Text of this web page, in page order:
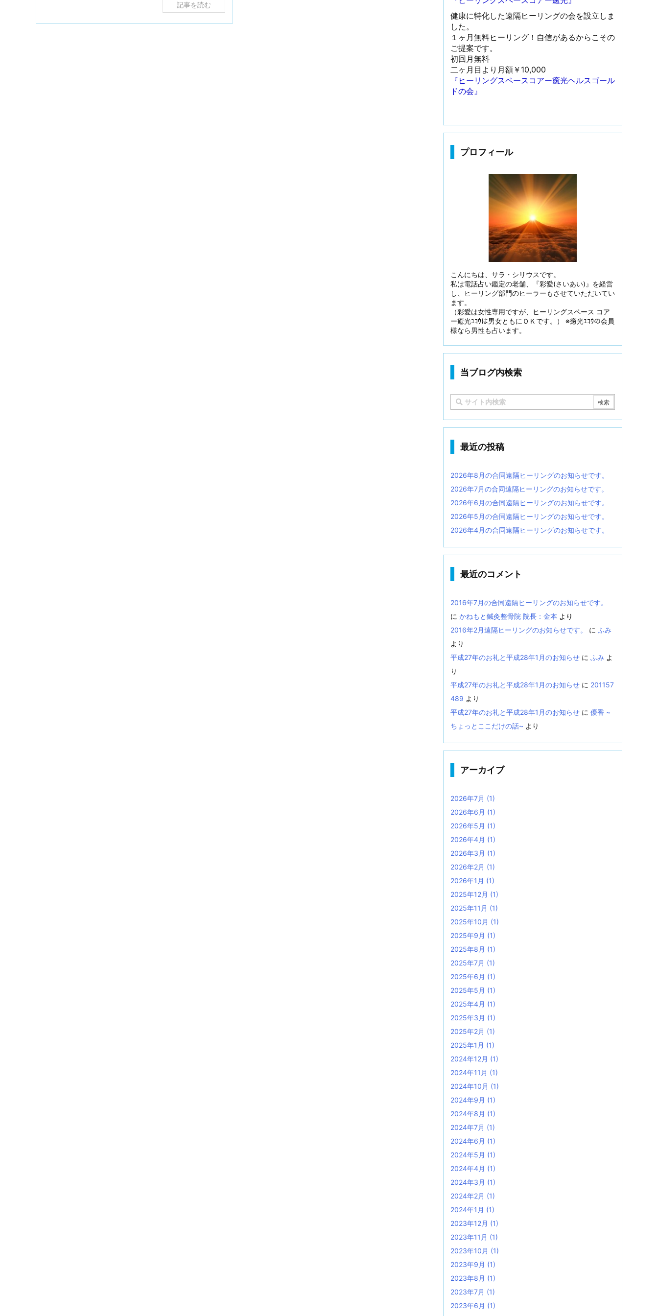
記事を読む
健康に特化した遠隔ヒーリングの会を設立しま
した。
１ヶ月無料ヒーリング！自信があるからこその
ご提案です。
初回月無料
二ヶ月目より月額￥10,000
『ヒーリングスペースコアー癒光ヘルスゴール
ドの会』
プロフィール
こんにちは、サラ・シリウスです。
私は電話占い鑑定の老舗、『彩愛(さいあい)』を経営
し、ヒーリング部門のヒーラーもさせていただいてい
ます。
（彩愛は女性専用ですが、ヒーリングスペース コア
ー癒光ﾕｺｳは男女ともにＯＫです。） ※癒光ﾕｺｳの会員
様なら男性も占います。
当ブログ内検索
最近の投稿
2026年8月の合同遠隔ヒーリングのお知らせです。
2026年7月の合同遠隔ヒーリングのお知らせです。
2026年6月の合同遠隔ヒーリングのお知らせです。
2026年5月の合同遠隔ヒーリングのお知らせです。
2026年4月の合同遠隔ヒーリングのお知らせです。
最近のコメント
2016年7月の合同遠隔ヒーリングのお知らせです。
に かねもと鍼灸整骨院 院長：金本 より
2016年2月遠隔ヒーリングのお知らせです。
に ふみ
より
平成27年のお礼と平成28年1月のお知らせ に ふみ よ
り
平成27年のお礼と平成28年1月のお知らせ に 201157
489 より
平成27年のお礼と平成28年1月のお知らせ に 優香 ~
ちょっとここだけの話~ より
アーカイブ
2026年7月 (1)
2026年6月 (1)
2026年5月 (1)
2026年4月 (1)
2026年3月 (1)
2026年2月 (1)
2026年1月 (1)
2025年12月 (1)
2025年11月 (1)
2025年10月 (1)
2025年9月 (1)
2025年8月 (1)
2025年7月 (1)
2025年6月 (1)
2025年5月 (1)
2025年4月 (1)
2025年3月 (1)
2025年2月 (1)
2025年1月 (1)
2024年12月 (1)
2024年11月 (1)
2024年10月 (1)
2024年9月 (1)
2024年8月 (1)
2024年7月 (1)
2024年6月 (1)
2024年5月 (1)
2024年4月 (1)
2024年3月 (1)
2024年2月 (1)
2024年1月 (1)
2023年12月 (1)
2023年11月 (1)
2023年10月 (1)
2023年9月 (1)
2023年8月 (1)
2023年7月 (1)
2023年6月 (1)